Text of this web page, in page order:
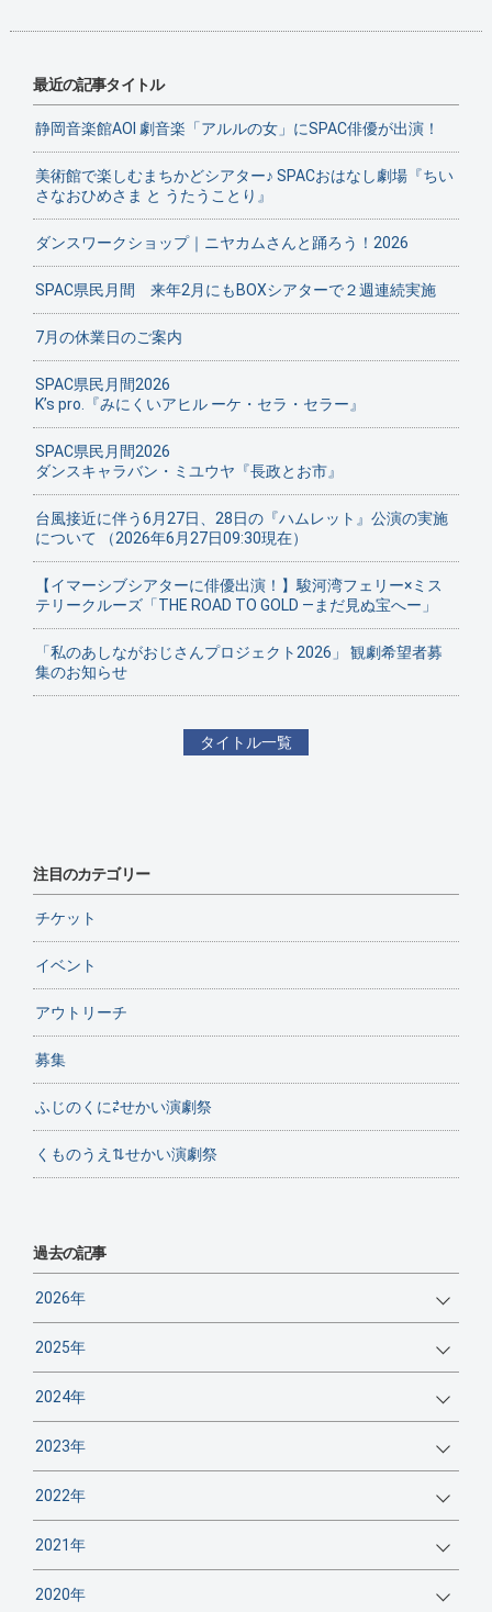
最近の記事タイトル
静岡音楽館AOI 劇音楽「アルルの女」にSPAC俳優が出演！
美術館で楽しむまちかどシアター♪ SPACおはなし劇場『ちい
さなおひめさま と うたうことり』
ダンスワークショップ｜ニヤカムさんと踊ろう！2026
SPAC県民月間 来年2月にもBOXシアターで２週連続実施
7月の休業日のご案内
SPAC県民月間2026
K’s pro.『みにくいアヒル ーケ・セラ・セラー』
SPAC県民月間2026
ダンスキャラバン・ミユウヤ『長政とお市』
台風接近に伴う6月27日、28日の『ハムレット』公演の実施
について （2026年6月27日09:30現在）
【イマーシブシアターに俳優出演！】駿河湾フェリー×ミス
テリークルーズ「THE ROAD TO GOLD ―まだ見ぬ宝へー」
「私のあしながおじさんプロジェクト2026」 観劇希望者募
集のお知らせ
タイトル一覧
注目のカテゴリー
チケット
イベント
アウトリーチ
募集
ふじのくに⇄せかい演劇祭
くものうえ⇅せかい演劇祭
過去の記事
2026年
2025年
2024年
2023年
2022年
2021年
2020年